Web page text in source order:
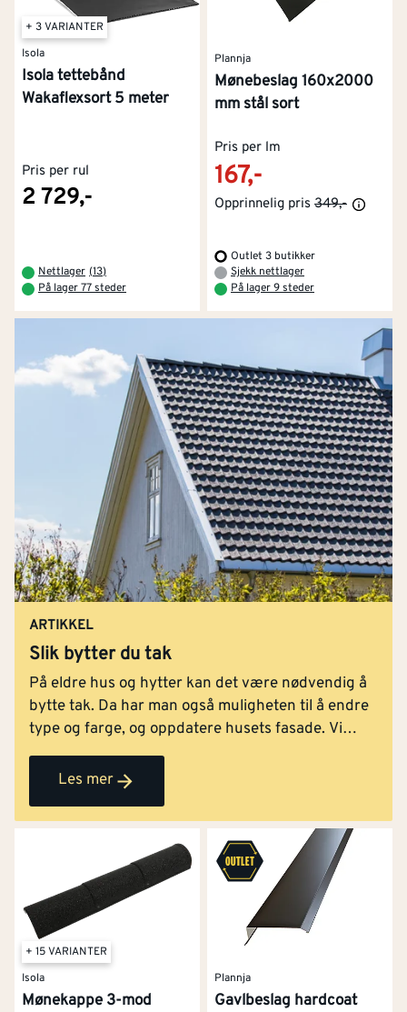
+ 3 VARIANTER
Isola
Isola tettebånd
Wakaflexsort 5 meter
Pris per rul
2 729,-
Nettlager (13)
På lager 77 steder
Plannja
Mønebeslag 160x2000
mm stål sort
Pris per lm
167,-
Opprinnelig pris 349,-
Outlet 3 butikker
Sjekk nettlager
På lager 9 steder
ARTIKKEL
Slik bytter du tak
På eldre hus og hytter kan det være nødvendig å
bytte tak. Da har man også muligheten til å endre
type og farge, og oppdatere husets fasade. Vi
guider deg gjennom byggeprosjektet!
Les mer
+ 15 VARIANTER
Isola
Mønekappe 3-mod
Plannja
Gavlbeslag hardcoat